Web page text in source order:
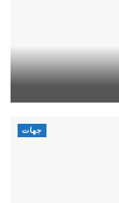
جهات